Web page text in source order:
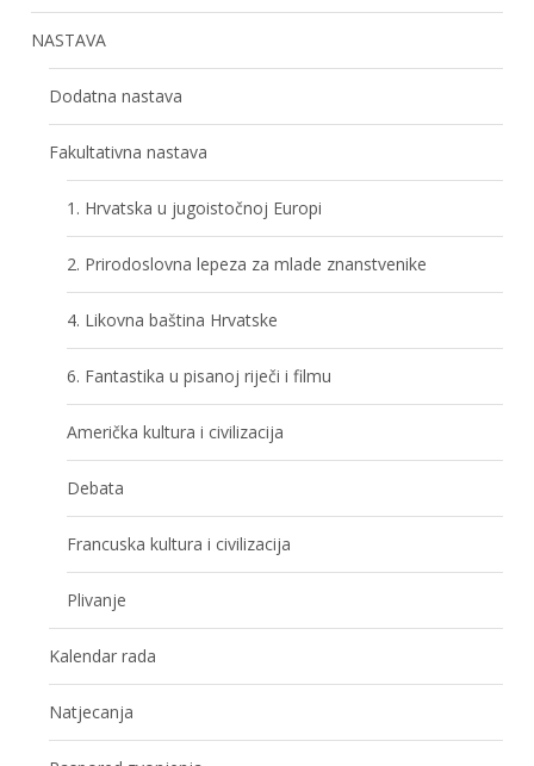
NASTAVA
Dodatna nastava
Fakultativna nastava
1. Hrvatska u jugoistočnoj Europi
2. Prirodoslovna lepeza za mlade znanstvenike
4. Likovna baština Hrvatske
6. Fantastika u pisanoj riječi i filmu
Američka kultura i civilizacija
Debata
Francuska kultura i civilizacija
Plivanje
Kalendar rada
Natjecanja